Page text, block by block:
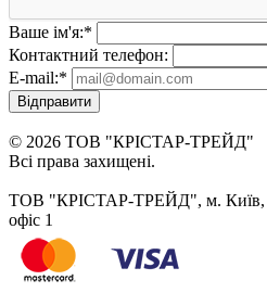
Ваше ім'я:*
Контактний телефон:
E-mail:*
Відправити
© 2026 ТОВ "КРІСТАР-ТРЕЙД"
Всі права захищені.
ТОВ "КРІСТАР-ТРЕЙД", м. Київ,
офіс 1